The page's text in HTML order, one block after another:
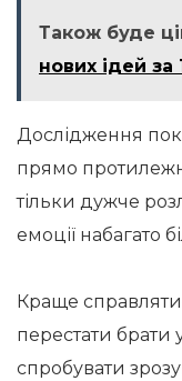
Також буде
нових ідей за
Дослідження
прямо
тільки дужче
емоції набагато
Краще
перестати брати
спробувати